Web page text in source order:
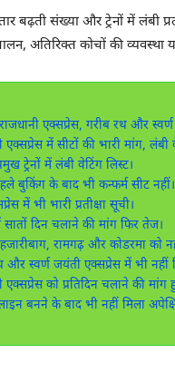
बढ़ती संख्या और ट्रेनों में
अतिरिक्त कोचों की व्यवस्था
एक्सप्रेस, गरीब रथ और
में सीटों की भारी मांग, लंबी
ट्रेनों में लंबी वेटिंग लिस्ट।
बुकिंग के बाद भी कन्फर्म सीट नहीं।
में भी भारी प्रतीक्षा सूची।
सातों दिन चलाने की मांग फिर तेज।
रामगढ़ और कोडरमा को
स्वर्ण जयंती एक्सप्रेस में भी नहीं
को प्रतिदिन चलाने की मांग
बनने के बाद भी नहीं मिला